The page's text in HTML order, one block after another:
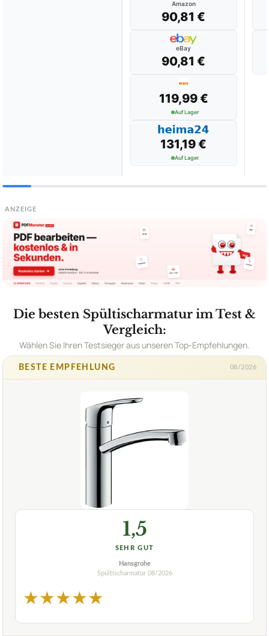
Amazon
90,81 €
eBay
90,81 €
119,99 €
Auf Lager
131,19 €
Auf Lager
ANZEIGE
Die besten Spültischarmatur im Test &
Vergleich:
Wählen Sie Ihren Testsieger aus unseren Top-Empfehlungen.
BESTE EMPFEHLUNG 08/2026
1,5
SEHR GUT
Hansgrohe
Spültischarmatur 08/2026
★★★★★